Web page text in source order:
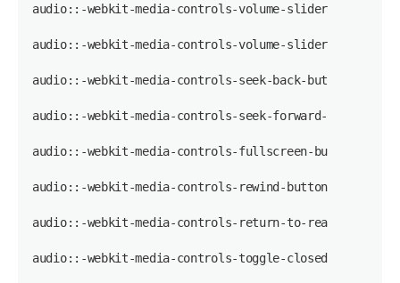
audio::-webkit-media-controls-volume-slider-container
audio::-webkit-media-controls-volume-slider
audio::-webkit-media-controls-seek-back-button
audio::-webkit-media-controls-seek-forward-button
audio::-webkit-media-controls-fullscreen-button
audio::-webkit-media-controls-rewind-button
audio::-webkit-media-controls-return-to-realtime-
audio::-webkit-media-controls-toggle-closed-captions-